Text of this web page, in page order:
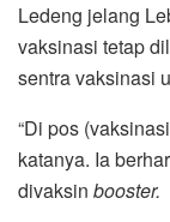
Ledeng jelang
vaksinasi tetap
sentra vaksinasi
“Di pos
katanya. Ia
divaksin booster.